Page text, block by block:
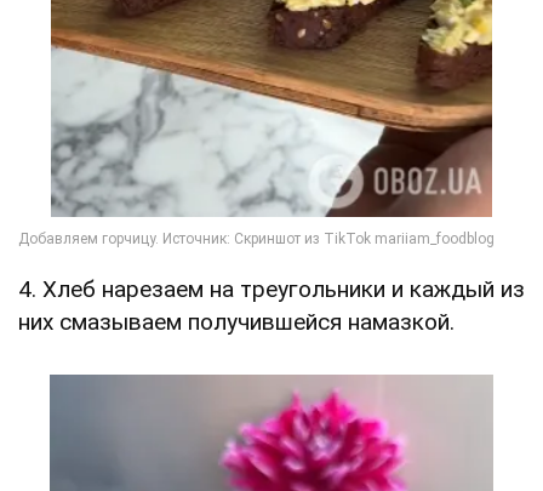
4. Хлеб нарезаем на треугольники и каждый из
них смазываем получившейся намазкой.